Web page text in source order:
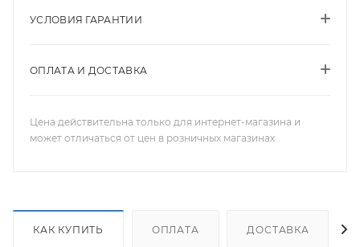
УСЛОВИЯ ГАРАНТИИ
ОПЛАТА И ДОСТАВКА
Цена действительна только для интернет-магазина и
может отличаться от цен в розничных магазинах
КАК КУПИТЬ ОПЛАТА ДОСТАВКА